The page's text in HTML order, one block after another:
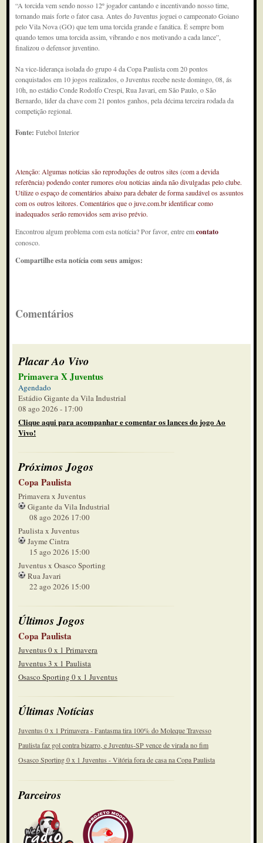
“A torcida vem sendo nosso 12º jogador cantando e incentivando nosso time,
tornando mais forte o fator casa. Antes do Juventus joguei o campeonato Goiano
pelo Vila Nova (GO) que tem uma torcida grande e fanática. É sempre bom
quando temos uma torcida assim, vibrando e nos motivando a cada lance”,
finalizou o defensor juventino.
Na vice-liderança isolada do grupo 4 da Copa Paulista com 20 pontos
conquistados em 10 jogos realizados, o Juventus recebe neste domingo, 08, ás
10h, no estádio Conde Rodolfo Crespi, Rua Javari, em São Paulo, o São
Bernardo, líder da chave com 21 pontos ganhos, pela décima terceira rodada da
competição regional.
Fonte:Futebol Interior
Atenção: Algumas notícias são reproduções de outros sites (com a devida
referência) podendo conter rumores e/ou notícias ainda não divulgadas pelo clube.
Utilize o espaço de comentários abaixo para debater de forma saudável os assuntos
com os outros leitores. Comentários que o juve.com.br identificar como
inadequados serão removidos sem aviso prévio.
Encontrou algum problema com esta notícia? Por favor, entre emcontato
conosco.
Compartilhe esta notícia com seus amigos:
Comentários
Placar Ao Vivo
Primavera X Juventus
Agendado
Estádio Gigante da Vila Industrial
08 ago 2026 - 17:00
Clique aqui para acompanhar e comentar os lances do jogo Ao
Vivo!
Próximos Jogos
Copa Paulista
Primavera x Juventus
Gigante da Vila Industrial
08 ago 2026 17:00
Paulista x Juventus
Jayme Cintra
15 ago 2026 15:00
Juventus x Osasco Sporting
Rua Javari
22 ago 2026 15:00
Últimos Jogos
Copa Paulista
Juventus 0 x 1 Primavera
Juventus 3 x 1 Paulista
Osasco Sporting 0 x 1 Juventus
Últimas Notícias
Juventus 0 x 1 Primavera - Fantasma tira 100% do Moleque Travesso
Paulista faz gol contra bizarro, e Juventus-SP vence de virada no fim
Osasco Sporting 0 x 1 Juventus - Vitória fora de casa na Copa Paulista
Parceiros